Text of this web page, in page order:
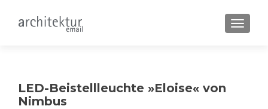
LED-Beistellleuchte »Eloise« von
Nimbus